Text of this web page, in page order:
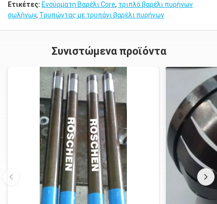
Ετικέτες: Ενσύρματη Βαρέλι Core, τριπλό βαρέλι πυρήνων
σωλήνων, Τρυπώντας με τρυπάνι βαρέλι πυρήνων
Συνιστώμενα προϊόντα